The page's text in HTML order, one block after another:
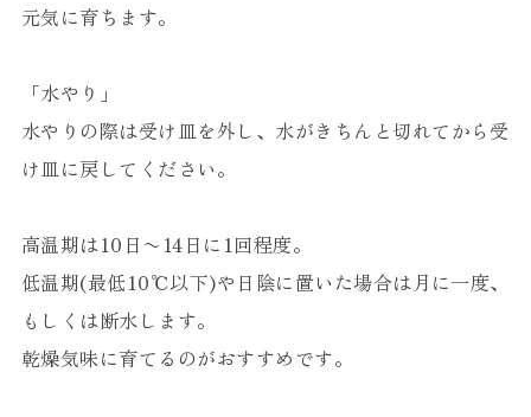
元気に育ちます。
「水やり」
水やりの際は受け皿を外し、水がきちんと切れてから受
け皿に戻してください。
高温期は10日〜14日に1回程度。
低温期(最低10℃以下)や日陰に置いた場合は月に一度、
もしくは断水します。
乾燥気味に育てるのがおすすめです。